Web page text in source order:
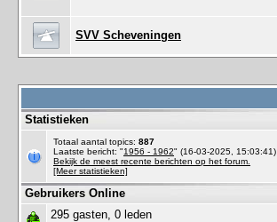
SVV Scheveningen
Statistieken
Totaal aantal topics: 887
Laatste bericht: "1956 - 1962" (16-03-2025, 15:03:41)
Bekijk de meest recente berichten op het forum.
[Meer statistieken]
Gebruikers Online
295 gasten, 0 leden